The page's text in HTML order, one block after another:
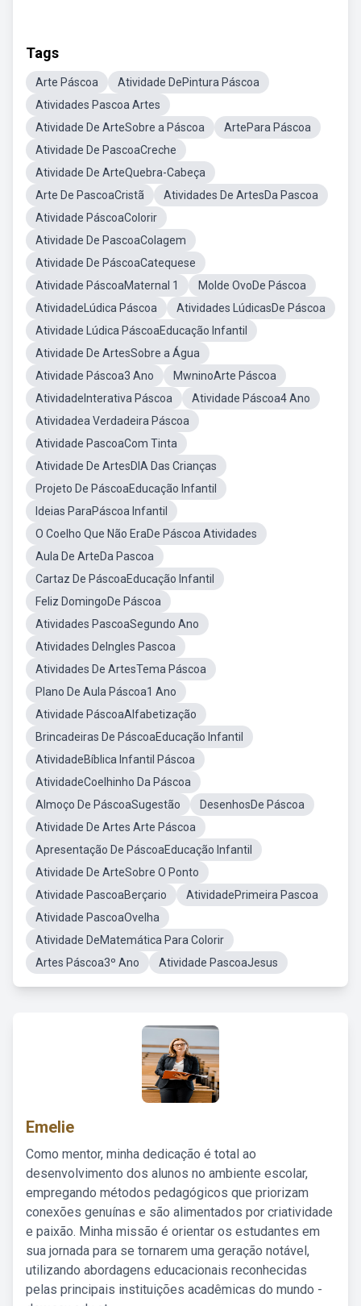
Tags
Arte Páscoa
Atividade DePintura Páscoa
Atividades Pascoa Artes
Atividade De ArteSobre a Páscoa
ArtePara Páscoa
Atividade De PascoaCreche
Atividade De ArteQuebra-Cabeça
Arte De PascoaCristã
Atividades De ArtesDa Pascoa
Atividade PáscoaColorir
Atividade De PascoaColagem
Atividade De PáscoaCatequese
Atividade PáscoaMaternal 1
Molde OvoDe Páscoa
AtividadeLúdica Páscoa
Atividades LúdicasDe Páscoa
Atividade Lúdica PáscoaEducação Infantil
Atividade De ArtesSobre a Água
Atividade Páscoa3 Ano
MwninoArte Páscoa
AtividadeInterativa Páscoa
Atividade Páscoa4 Ano
Atividadea Verdadeira Páscoa
Atividade PascoaCom Tinta
Atividade De ArtesDIA Das Crianças
Projeto De PáscoaEducação Infantil
Ideias ParaPáscoa Infantil
O Coelho Que Não EraDe Páscoa Atividades
Aula De ArteDa Pascoa
Cartaz De PáscoaEducação Infantil
Feliz DomingoDe Páscoa
Atividades PascoaSegundo Ano
Atividades DeIngles Pascoa
Atividades De ArtesTema Páscoa
Plano De Aula Páscoa1 Ano
Atividade PáscoaAlfabetização
Brincadeiras De PáscoaEducação Infantil
AtividadeBíblica Infantil Páscoa
AtividadeCoelhinho Da Páscoa
Almoço De PáscoaSugestão
DesenhosDe Páscoa
Atividade De Artes Arte Páscoa
Apresentação De PáscoaEducação Infantil
Atividade De ArteSobre O Ponto
Atividade PascoaBerçario
AtividadePrimeira Pascoa
Atividade PascoaOvelha
Atividade DeMatemática Para Colorir
Artes Páscoa3º Ano
Atividade PascoaJesus
Emelie
Como mentor, minha dedicação é total ao
desenvolvimento dos alunos no ambiente escolar,
empregando métodos pedagógicos que priorizam
conexões genuínas e são alimentados por criatividade
e paixão. Minha missão é orientar os estudantes em
sua jornada para se tornarem uma geração notável,
utilizando abordagens educacionais reconhecidas
pelas principais instituições acadêmicas do mundo -